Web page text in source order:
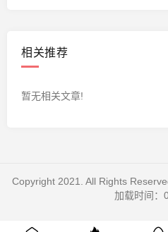
相关推荐
暂无相关文章!
Copyright 2021. All Rights
加载时间：